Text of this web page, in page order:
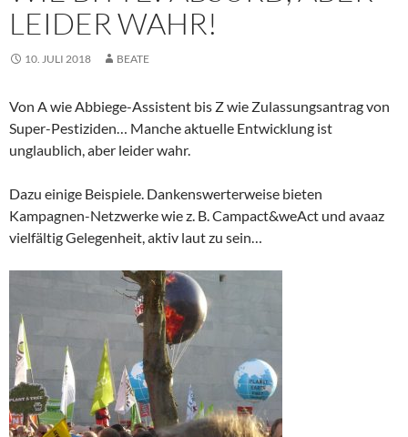
LEIDER WAHR!
10. JULI 2018 BEATE
Von A wie Abbiege-Assistent bis Z wie Zulassungsantrag von
Super-Pestiziden… Manche aktuelle Entwicklung ist
unglaublich, aber leider wahr.
Dazu einige Beispiele. Dankenswerterweise bieten
Kampagnen-Netzwerke wie z. B. Campact&weAct und avaaz
vielfältig Gelegenheit, aktiv laut zu sein…